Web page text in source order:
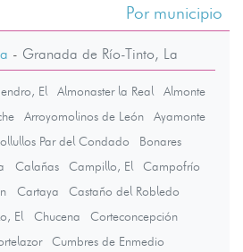
Por municipio
- Granada de Río-Tinto, La
El Almonaster la Real
Almonte
Arroyomolinos de León
Ayamonte
Par del Condado
Bonares
Calañas Campillo, El
Campofrío
Cartaya
Castaño del Robledo
El
Chucena
Corteconcepción
Cumbres de Enmedio